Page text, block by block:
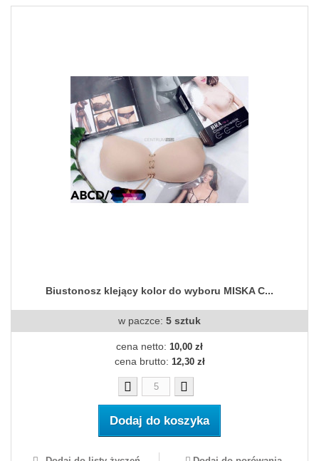
Biustonosz klejący kolor do wyboru MISKA C...
w paczce: 5 sztuk
cena netto: 10,00 zł
cena brutto: 12,30 zł
Dodaj do koszyka